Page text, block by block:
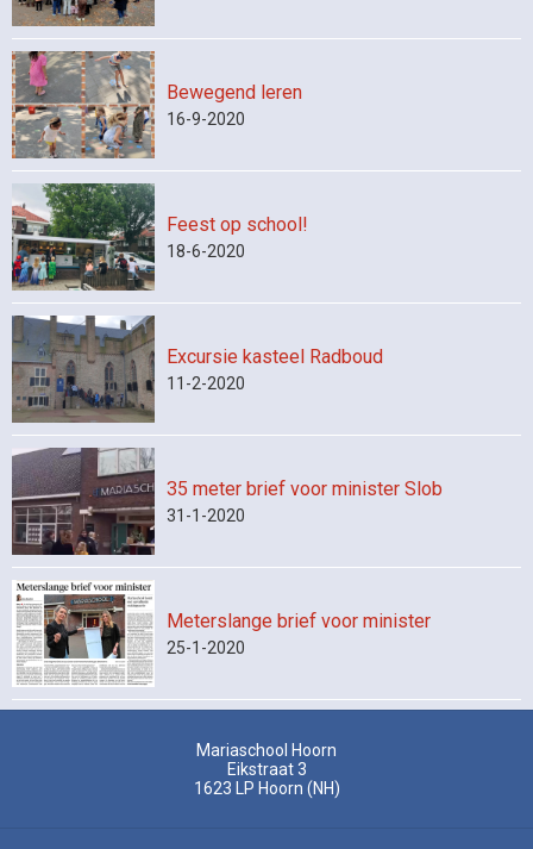
Bewegend leren
16-9-2020
Feest op school!
18-6-2020
Excursie kasteel Radboud
11-2-2020
35 meter brief voor minister Slob
31-1-2020
Meterslange brief voor minister
25-1-2020
Mariaschool Hoorn
Eikstraat 3
1623 LP Hoorn (NH)